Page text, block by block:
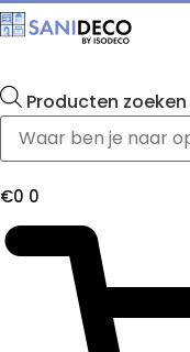
Producten zoeken
€0 0